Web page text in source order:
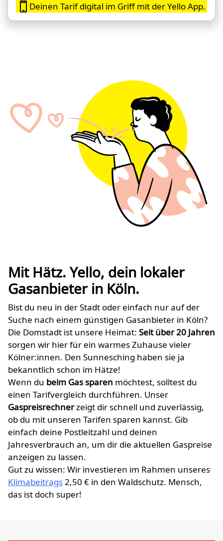
Deinen Tarif digital im Griff mit der Yello App.
Mit Hätz. Yello, dein lokaler
Gasanbieter in Köln.
Bist du neu in der Stadt oder einfach nur auf der
Suche nach einem günstigen Gasanbieter in Köln?
Die Domstadt ist unsere Heimat: Seit über 20 Jahren
sorgen wir hier für ein warmes Zuhause vieler
Kölner:innen. Den Sunnesching haben sie ja
bekanntlich schon im Hätze!
Wenn du beim Gas sparen möchtest, solltest du
einen Tarifvergleich durchführen. Unser
Gaspreisrechnerzeigt dir schnell und zuverlässig,
ob du mit unseren Tarifen sparen kannst. Gib
einfach deine Postleitzahl und deinen
Jahresverbrauch an, um dir die aktuellen Gaspreise
anzeigen zu lassen.
Gut zu wissen: Wir investieren im Rahmen unseres
Klimabeitrags2,50 € in den Waldschutz. Mensch,
das ist doch super!